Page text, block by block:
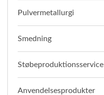
Pulvermetallurgi
Smedning
Støbeproduktionsservice
Anvendelsesprodukter